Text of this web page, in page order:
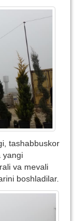
tashabbuskor
yangi
va mevali
boshladilar.